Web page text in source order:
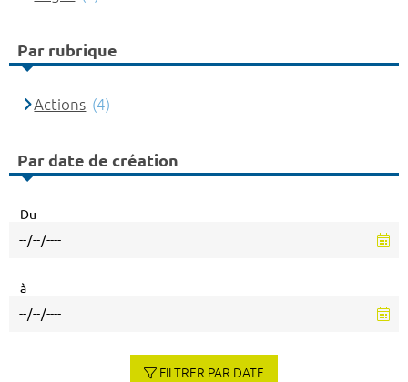
Par rubrique
Actions (4)
Par date de création
Du
à
FILTRER PAR DATE